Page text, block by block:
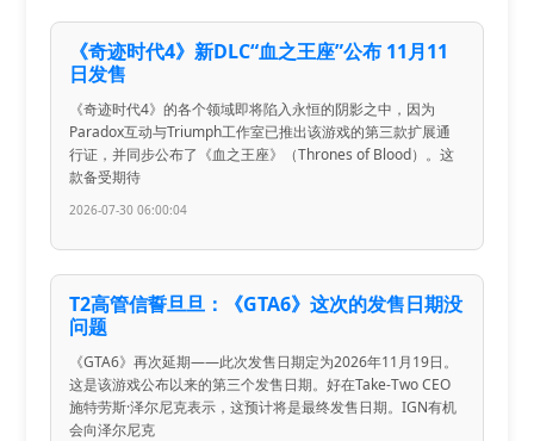
《奇迹时代4》新DLC“血之王座”公布 11月11
日发售
《奇迹时代4》的各个领域即将陷入永恒的阴影之中，因为
Paradox互动与Triumph工作室已推出该游戏的第三款扩展通
行证，并同步公布了《血之王座》（Thrones of Blood）。这
款备受期待
2026-07-30 06:00:04
T2高管信誓旦旦：《GTA6》这次的发售日期没
问题
《GTA6》再次延期——此次发售日期定为2026年11月19日。
这是该游戏公布以来的第三个发售日期。好在Take-Two CEO
施特劳斯·泽尔尼克表示，这预计将是最终发售日期。IGN有机
会向泽尔尼克